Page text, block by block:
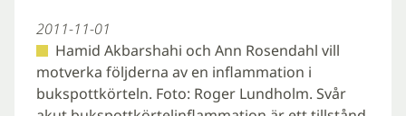
2011-11-01
Hamid Akbarshahi och Ann Rosendahl vill
motverka följderna av en inflammation i
bukspottkörteln. Foto: Roger Lundholm. Svår